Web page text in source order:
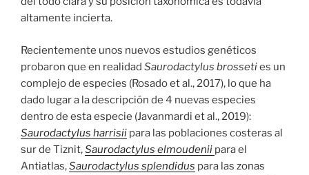
altamente incierta.
Recientemente unos nuevos estudios genéticos
probaron que en realidad Saurodactylus brosseties un
complejo de especies (Rosado et al., 2017), lo que ha
dado lugar a la descripción de 4 nuevas especies
dentro de esta especie (Javanmardi et al., 2019):
Saurodactylus harrisii para las poblaciones costeras al
sur de Tiznit,Saurodactylus elmoudenii para el
Antiatlas,Saurodactylus splendidus para las zonas